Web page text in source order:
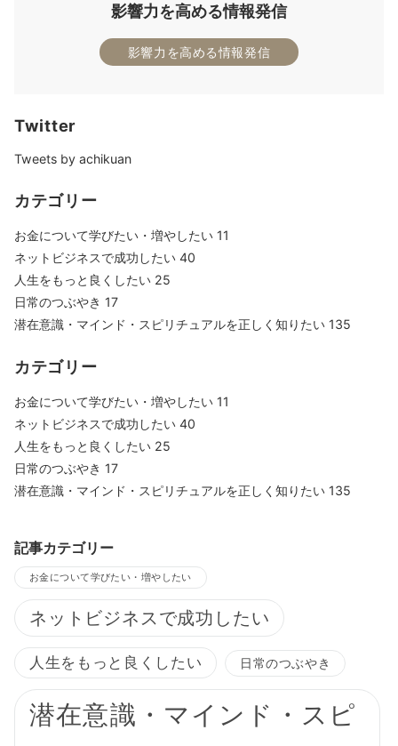
影響力を高める情報発信
影響力を高める情報発信
Twitter
Tweets by achikuan
カテゴリー
お金について学びたい・増やしたい 11
ネットビジネスで成功したい 40
人生をもっと良くしたい 25
日常のつぶやき 17
潜在意識・マインド・スピリチュアルを正しく知りたい 135
カテゴリー
お金について学びたい・増やしたい 11
ネットビジネスで成功したい 40
人生をもっと良くしたい 25
日常のつぶやき 17
潜在意識・マインド・スピリチュアルを正しく知りたい 135
記事カテゴリー
お金について学びたい・増やしたい
ネットビジネスで成功したい
人生をもっと良くしたい 日常のつぶやき
潜在意識・マインド・スピ